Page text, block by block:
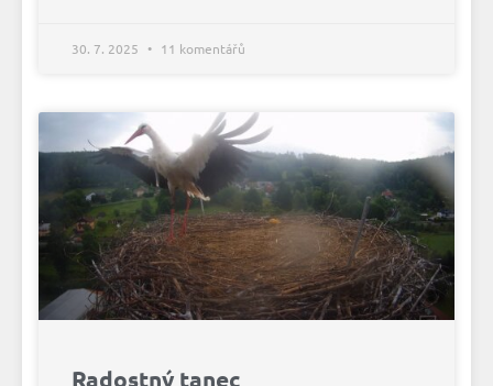
30. 7. 2025 11 komentářů
Radostný tanec